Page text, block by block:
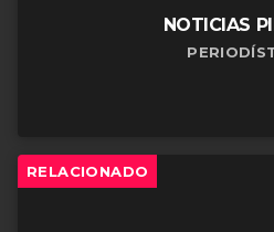
NOTICIAS
RELACIONADO